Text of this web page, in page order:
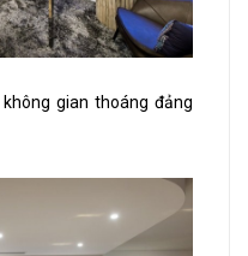
gian thoáng đảng